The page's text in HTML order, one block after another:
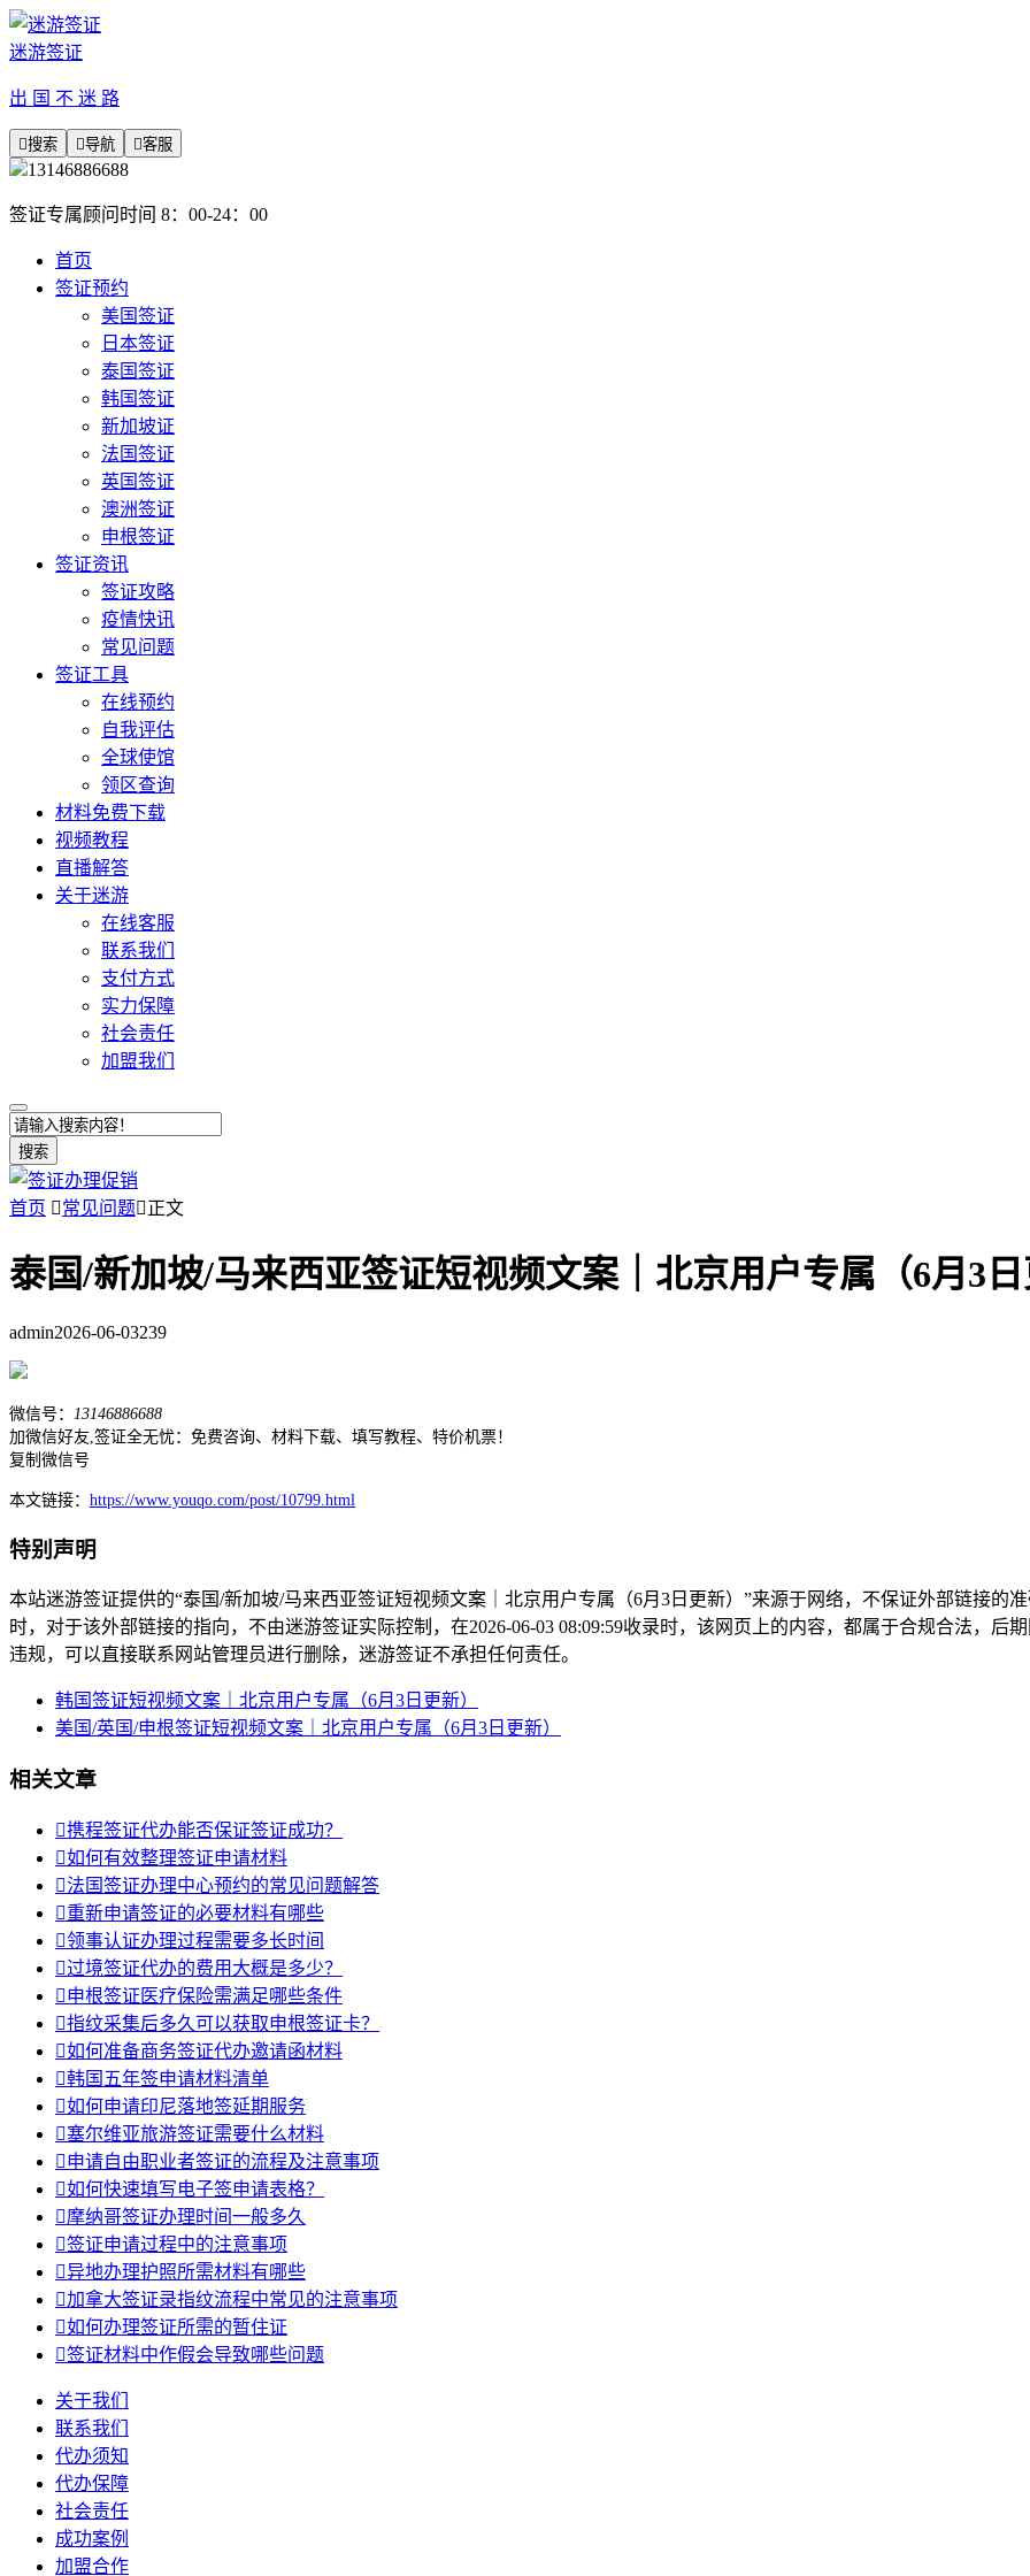
迷游签证
出 国 不 迷 路
搜索 导航 客服
13146886688
签证专属顾问时间 8：00-24：00
首页
签证预约
美国签证
日本签证
泰国签证
韩国签证
新加坡证
法国签证
英国签证
澳洲签证
申根签证
签证资讯
签证攻略
疫情快讯
常见问题
签证工具
在线预约
自我评估
全球使馆
领区查询
材料免费下载
视频教程
直播解答
关于迷游
在线客服
联系我们
支付方式
实力保障
社会责任
加盟我们
搜索
首页 常见问题正文
泰国/新加坡/马来西亚签证短视频文案｜北京用户专属（6月3
admin2026-06-03239
微信号：
13146886688
加微信好友,签证全无忧：免费咨询、材料下载、填写教程、特价机票！
复制微信号
本文链接： https://www.youqo.com/post/10799.html
特别声明
本站迷游签证提供的“泰国/新加坡/马来西亚签证短视频文案｜北京用户专属（6月3日更新）”来源于网络，不保证外部链接的
时，对于该外部链接的指向，不由迷游签证实际控制，在2026-06-03 08:09:59收录时，该网页上的内容，都属于合规合法，后
违规，可以直接联系网站管理员进行删除，迷游签证不承担任何责任。
韩国签证短视频文案｜北京用户专属（6月3日更新）
美国/英国/申根签证短视频文案｜北京用户专属（6月3日更新）
相关文章
携程签证代办能否保证签证成功？
如何有效整理签证申请材料
法国签证办理中心预约的常见问题解答
重新申请签证的必要材料有哪些
领事认证办理过程需要多长时间
过境签证代办的费用大概是多少？
申根签证医疗保险需满足哪些条件
指纹采集后多久可以获取申根签证卡？
如何准备商务签证代办邀请函材料
韩国五年签申请材料清单
如何申请印尼落地签延期服务
塞尔维亚旅游签证需要什么材料
申请自由职业者签证的流程及注意事项
如何快速填写电子签申请表格？
摩纳哥签证办理时间一般多久
签证申请过程中的注意事项
异地办理护照所需材料有哪些
加拿大签证录指纹流程中常见的注意事项
如何办理签证所需的暂住证
签证材料中作假会导致哪些问题
关于我们
联系我们
代办须知
代办保障
社会责任
成功案例
加盟合作